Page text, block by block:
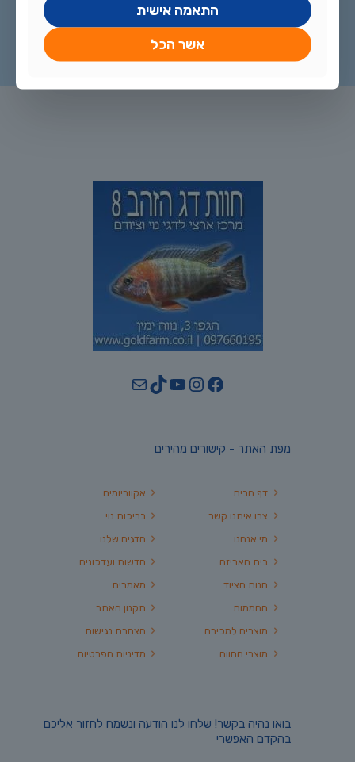
Facebook
Instagram
YouTube
TikTok
Mail
מפת האתר - קישורים מהירים
אקווריומים
בריכות נוי
הדגים שלנו
חדשות ועדכונים
מאמרים
תקנון האתר
הצהרת נגישות
מדיניות הפרטיות
דף הבית
צרו איתנו קשר
מי אנחנו
בית האריזה
חנות הציוד
החממות
מוצרים למכירה
מוצרי החווה
בואו נהיה בקשר! שלחו לנו הודעה ונשמח לחזור אליכם
בהקדם האפשרי
התאמה אישית
אשר הכל